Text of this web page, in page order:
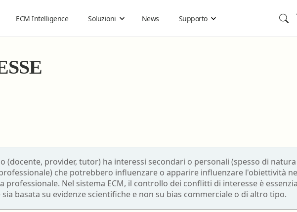
Infermiere pediatrico
Chirurgo 69
Tecnico audioprotesista
Tecnico della fisiopatologia
cardiocircolatoria e perfusione
cardiovascolare
ECM Intelligence Soluzioni News Supporto
Guida ai Gruppi di Acquisto
Istruzioni per utilizzare gli ebook con DRM
(docente, provider, tutor) ha interessi secondari o personali (spesso di natura
che potrebbero influenzare o apparire influenzare l'obiettività
Nel sistema ECM, il controllo dei conflitti di interesse è
basata su evidenze scientifiche e non su bias commerciale o di altro tipo.